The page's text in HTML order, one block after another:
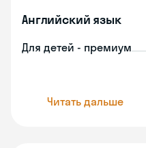
Английский язык
Для детей - премиум
Читать дальше